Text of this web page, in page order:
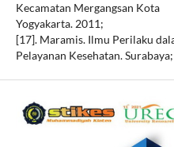
Kecamatan Mergangsan Kota
Yogyakarta. 2011;
[17]. Maramis. Ilmu Perilaku
Pelayanan Kesehatan.